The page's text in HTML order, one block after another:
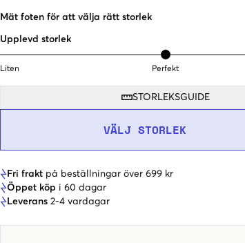
Mät foten för att välja rätt storlek
Upplevd storlek
Liten Perfekt
STORLEKSGUIDE
VÄLJ STORLEK
Fri frakt på beställningar över 699 kr
Öppet köp i 60 dagar
Leverans 2-4 vardagar